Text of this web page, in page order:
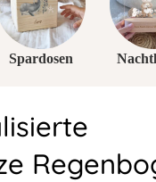
Spardosen